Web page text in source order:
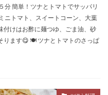
分 簡単！ツナとトマトでサッパリ
ニトマト、スイートコーン、大葉
付けはお酢に麺つゆ、ごま油、砂
ります😋 🍽 ツナとトマトのさっぱ